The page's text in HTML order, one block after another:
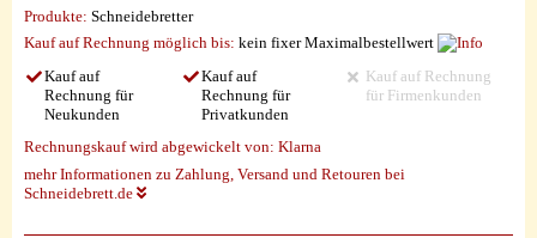
Produkte: Schneidebretter
Kauf auf Rechnung möglich bis: kein fixer Maximalbestellwert
Kauf auf
Rechnung für
Neukunden
Kauf auf
Rechnung für
Privatkunden
Kauf auf Rechnung
für Firmenkunden
Rechnungskauf wird abgewickelt von: Klarna
mehr Informationen zu Zahlung, Versand und Retouren bei
Schneidebrett.de